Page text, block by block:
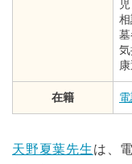
在籍
天野夏葉先生は、